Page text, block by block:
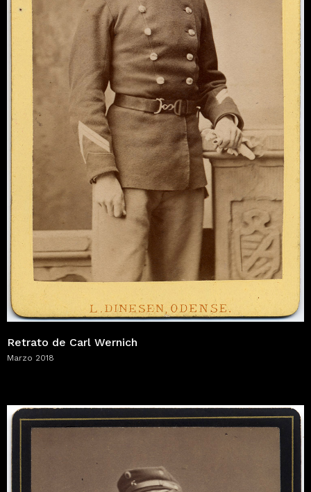
Retrato de Carl Wernich
Marzo 2018